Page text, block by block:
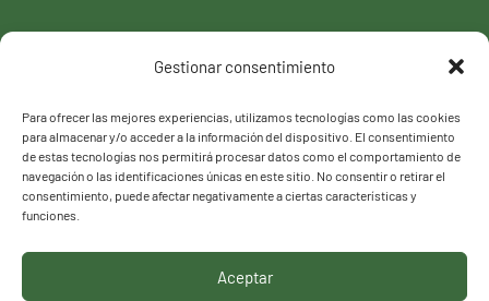
Gestionar consentimiento
Para ofrecer las mejores experiencias, utilizamos tecnologías como las cookies
para almacenar y/o acceder a la información del dispositivo. El consentimiento
de estas tecnologías nos permitirá procesar datos como el comportamiento de
navegación o las identificaciones únicas en este sitio. No consentir o retirar el
consentimiento, puede afectar negativamente a ciertas características y
funciones.
Aceptar